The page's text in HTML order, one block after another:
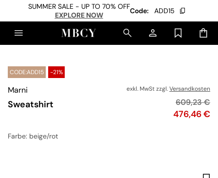
SUMMER SALE - UP TO 70% OFF
EXPLORE NOW
Code: ADD15
CODE:ADD15 -21%
Marni
Sweatshirt
exkl. MwSt zzgl.Versandkosten
Preis
476,46 €
609,23 €
Farbe: beige/rot